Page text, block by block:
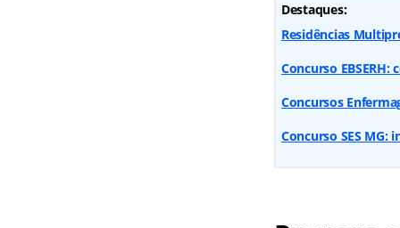
Destaques:
Residências
Concurso
Concursos
Concurso SES MG: